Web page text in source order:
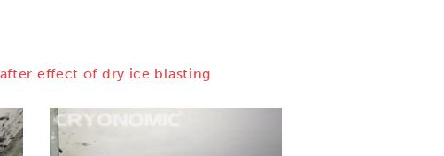
effect of dry ice blasting